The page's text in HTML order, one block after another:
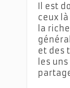
Il est
ceux
la
et des
les